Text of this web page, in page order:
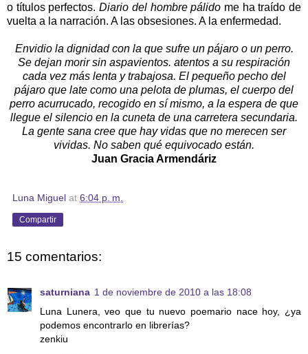
o títulos perfectos.Diario del hombre pálido me ha traído de
vuelta a la narración. A las obsesiones. A la enfermedad.
Envidio la dignidad con la que sufre un pájaro o un perro.
Se dejan morir sin aspavientos. atentos a su respiración
cada vez más lenta y trabajosa. El pequeño pecho del
pájaro que late como una pelota de plumas, el cuerpo del
perro acurrucado, recogido en sí mismo, a la espera de que
llegue el silencio en la cuneta de una carretera secundaria.
La gente sana cree que hay vidas que no merecen ser
vividas. No saben qué equivocado están.
Juan Gracia Armendáriz
Luna Miguel at 6:04 p. m.
Compartir
15 comentarios:
saturniana 1 de noviembre de 2010 a las 18:08
Luna Lunera, veo que tu nuevo poemario nace hoy, ¿ya
podemos encontrarlo en librerías?
zenkiu